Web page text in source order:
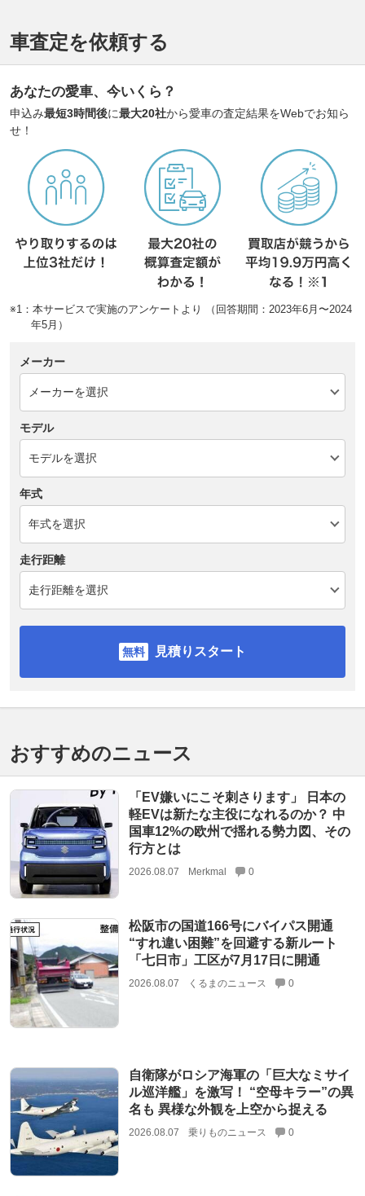
車査定を依頼する
あなたの愛車、今いくら？
申込み最短3時間後に最大20社から愛車の査定結果をWebでお知ら
せ！
※1：本サービスで実施のアンケートより （回答期間：2023年6月〜2024
年5月）
メーカー
モデル
年式
走行距離
見積りスタート
おすすめのニュース
「EV嫌いにこそ刺さります」 日本の
軽EVは新たな主役になれるのか？ 中
国車12%の欧州で揺れる勢力図、その
行方とは
2026.08.07 Merkmal 0
松阪市の国道166号にバイパス開通
“すれ違い困難”を回避する新ルート
「七日市」工区が7月17日に開通
2026.08.07 くるまのニュース 0
自衛隊がロシア海軍の「巨大なミサイ
ル巡洋艦」を激写！ “空母キラー”の異
名も 異様な外観を上空から捉える
2026.08.07 乗りものニュース 0